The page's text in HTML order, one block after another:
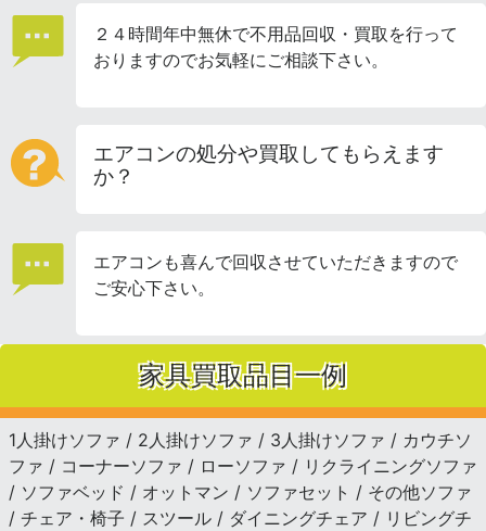
２４時間年中無休で不用品回収・買取を行って
おりますのでお気軽にご相談下さい。
エアコンの処分や買取してもらえます
か？
エアコンも喜んで回収させていただきますので
ご安心下さい。
家具買取品目一例
1人掛けソファ / 2人掛けソファ / 3人掛けソファ / カウチソ
ファ / コーナーソファ / ローソファ / リクライニングソファ
/ ソファベッド / オットマン / ソファセット / その他ソファ
/ チェア・椅子 / スツール / ダイニングチェア / リビングチ